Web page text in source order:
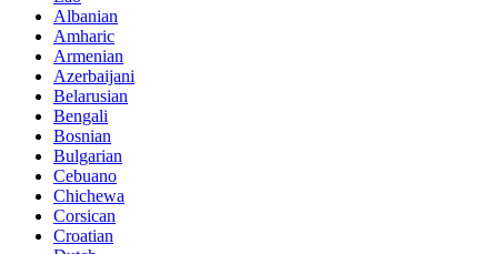
Albanian
Amharic
Armenian
Azerbaijani
Belarusian
Bengali
Bosnian
Bulgarian
Cebuano
Chichewa
Corsican
Croatian